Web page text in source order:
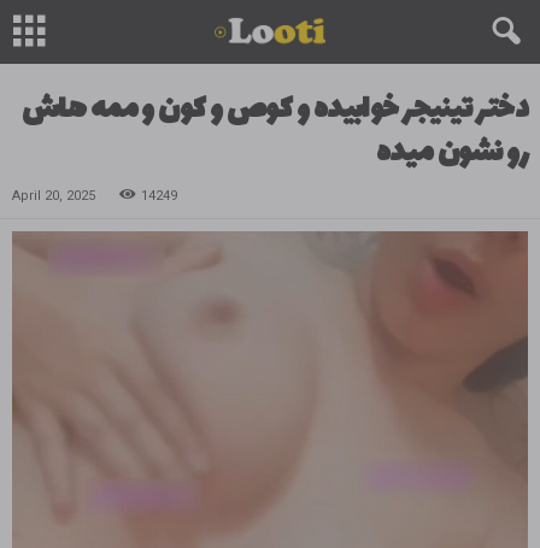
دختر تینیجر خوابیده و کوص و کون و ممه هاش
رو نشون میده
April 20, 2025 14249